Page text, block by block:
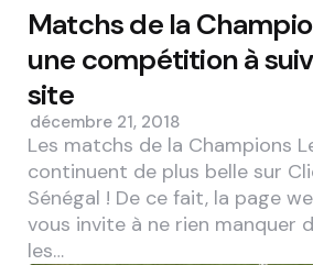
Matchs de la
une compétition à
site
décembre 21, 2018
Les matchs de la Champions
continuent de plus belle sur
Sénégal ! De ce fait, la page
vous invite à ne rien manquer
les…